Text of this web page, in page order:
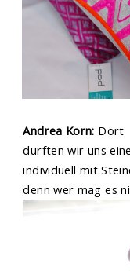
Andrea Korn: Dort
durften wir uns
individuell mit
denn wer mag es